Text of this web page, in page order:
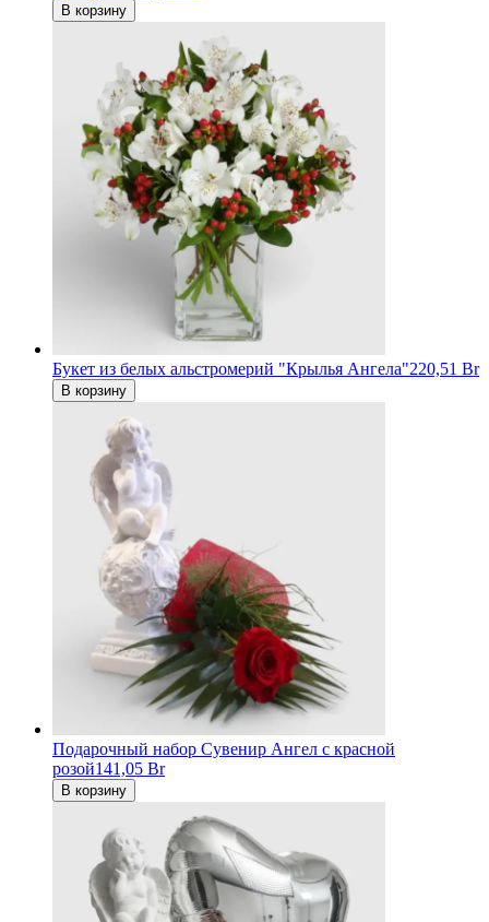
В корзину
Букет из белых альстромерий "Крылья Ангела"220,51 Br
В корзину
Подарочный набор Сувенир Ангел с красной
розой141,05 Br
В корзину